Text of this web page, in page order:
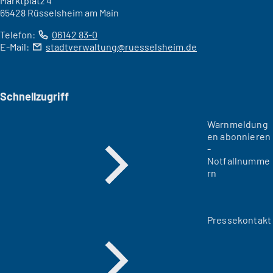
65428 Rüsselsheim am Main
Telefon:
06142 83-0
E-Mail:
stadtverwaltung ruesselsheim de
Schnellzugriff
Warnmeldung
en abonnieren
-
Notfallnumme
rn
Pressekontakt